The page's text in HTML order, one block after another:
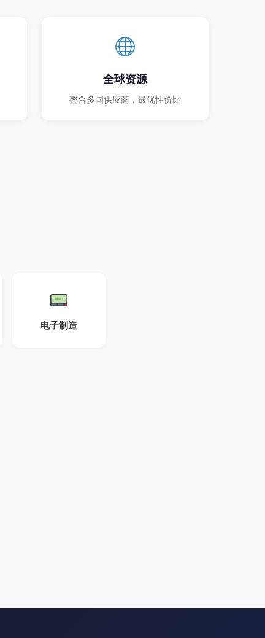
全球资源
整合多国供应商，最优性价比
电子制造